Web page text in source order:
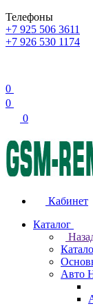
Телефоны
+7 925 506 3611
+7 926 530 1174
0
0
0
Кабинет
Каталог
Авто